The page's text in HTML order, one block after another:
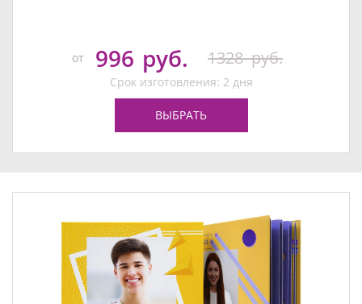
от 996 руб. 1328 руб.
Срок изготовления: 2 дня
ВЫБРАТЬ